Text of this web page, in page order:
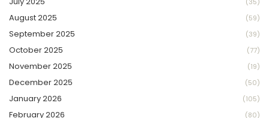
August 2025 (59)
September 2025 (39)
October 2025 (77)
November 2025 (19)
December 2025 (50)
January 2026 (105)
February 2026 (80)